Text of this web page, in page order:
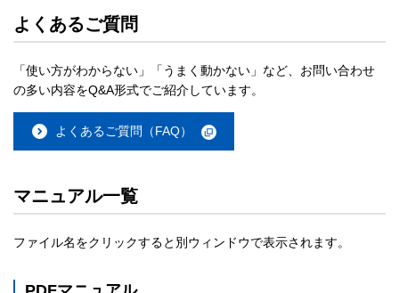
よくあるご質問
「使い方がわからない」「うまく動かない」など、お問い合わせ
の多い内容をQ&A形式でご紹介しています。
よくあるご質問（FAQ）
マニュアル一覧
ファイル名をクリックすると別ウィンドウで表示されます。